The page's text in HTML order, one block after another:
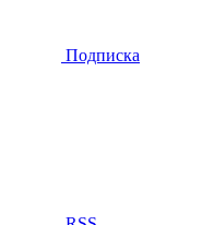
Подписка